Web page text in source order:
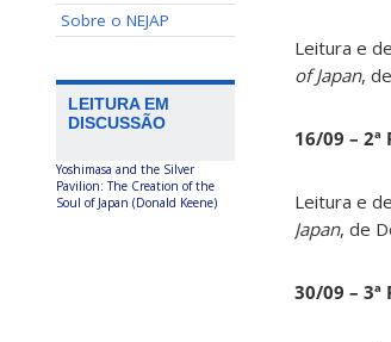
Sobre o NEJAP
LEITURA EM
DISCUSSÃO
Yoshimasa and the Silver
Pavilion: The Creation of the
Soul of Japan (Donald Keene)
Leitura e
of Japan,
16/09 –
Leitura e
Japan, de
30/09 –